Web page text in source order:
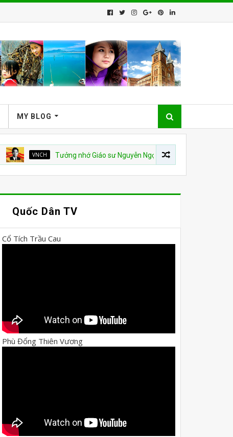
MY BLOG
VNCH Tưởng nhớ Giáo sư Nguyễn Ngọc Huy
Quốc Dân TV
Cổ Tích Trầu Cau
Phù Đổng Thiên Vương